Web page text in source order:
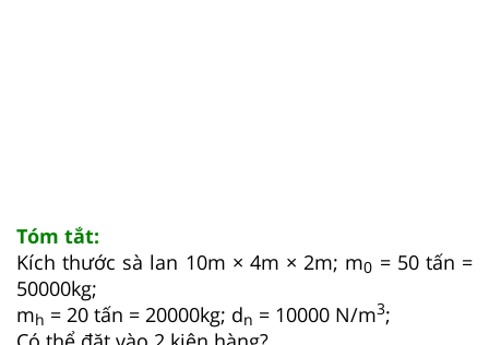
Tóm tắt:
Kích thước sà lan 10m × 4m × 2m; m0 = 50 tấn =
50000kg;
mh = 20 tấn = 20000kg; dn = 10000 N/m3;